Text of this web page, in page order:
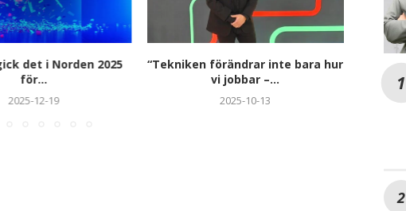
det i Norden 2025
för...
2025-12-19
“Tekniken förändrar inte bara hur
vi jobbar –...
2025-10-13